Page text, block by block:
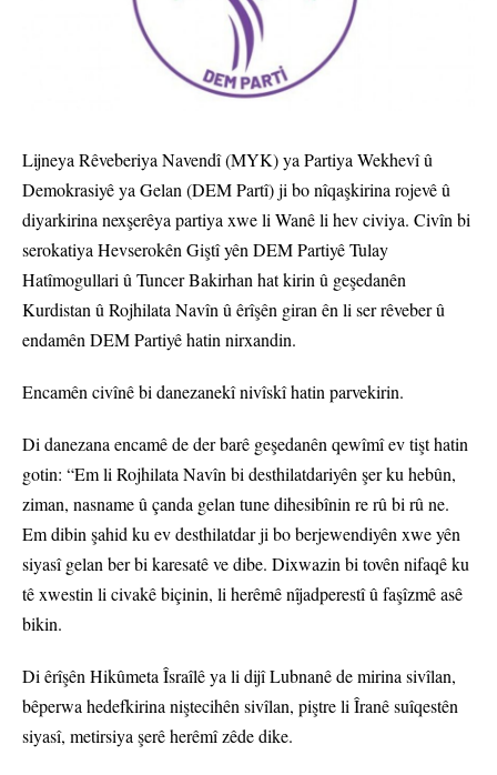
Lijneya Rêveberiya Navendî (MYK) ya Partiya Wekhevî û
Demokrasiyê ya Gelan (DEM Partî) ji bo nîqaşkirina rojevê û
diyarkirina nexşerêya partiya xwe li Wanê li hev civiya. Civîn bi
serokatiya Hevserokên Giştî yên DEM Partiyê Tulay
Hatîmogullari û Tuncer Bakirhan hat kirin û geşedanên
Kurdistan û Rojhilata Navîn û êrîşên giran ên li ser rêveber û
endamên DEM Partiyê hatin nirxandin.
Encamên civînê bi danezanekî nivîskî hatin parvekirin.
Di danezana encamê de der barê geşedanên qewîmî ev tişt hatin
gotin: “Em li Rojhilata Navîn bi desthilatdariyên şer ku hebûn,
ziman, nasname û çanda gelan tune dihesibînin re rû bi rû ne.
Em dibin şahid ku ev desthilatdar ji bo berjewendiyên xwe yên
siyasî gelan ber bi karesatê ve dibe. Dixwazin bi tovên nifaqê ku
tê xwestin li civakê biçinin, li herêmê nîjadperestî û faşîzmê asê
bikin.
Di êrîşên Hikûmeta Îsraîlê ya li dijî Lubnanê de mirina sivîlan,
bêperwa hedefkirina niştecihên sivîlan, piştre li Îranê suîqestên
siyasî, metirsiya şerê herêmî zêde dike.